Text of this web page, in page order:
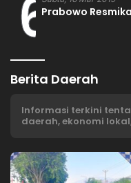
6Prabowo
Berita Daerah
Informasi terkini
daerah, ekonomi